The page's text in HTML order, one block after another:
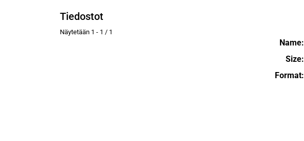
Tiedostot
Näytetään 1 - 1 / 1
Name:
Size:
Format: